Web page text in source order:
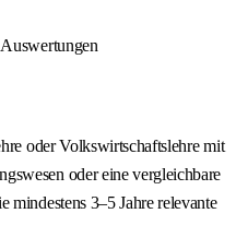
oder Volkswirtschaftslehre mit
oder eine vergleichbare
3–5 Jahre relevante